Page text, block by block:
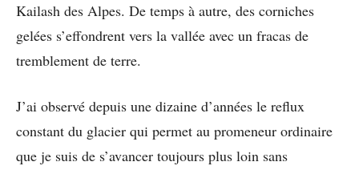
Kailash des Alpes. De temps à autre, des corniches
gelées s’effondrent vers la vallée avec un fracas de
tremblement de terre.
J’ai observé depuis une dizaine d’années le reflux
constant du glacier qui permet au promeneur ordinaire
que je suis de s’avancer toujours plus loin sans